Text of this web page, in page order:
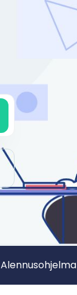
Alennusohjelma